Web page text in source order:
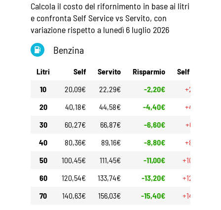
Calcola il costo del rifornimento in base ai litri
e confronta Self Service vs Servito, con
variazione rispetto a lunedì 6 luglio 2026
Benzina
Litri Self Servito Risparmio Self 30gg
10
20,09€ 22,29€ -2,20€
+2,00€
20
40,18€ 44,58€ -4,40€
+4,00€
30
60,27€ 66,87€ -6,60€
+6,00€
40
80,36€ 89,16€ -8,80€
+8,00€
50
100,45€ 111,45€ -11,00€
+10,00€
60
120,54€ 133,74€ -13,20€
+12,00€
70
140,63€ 156,03€ -15,40€ +14,00€